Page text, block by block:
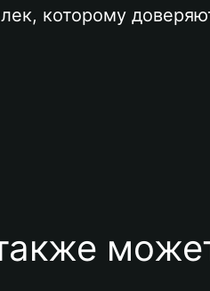
которому